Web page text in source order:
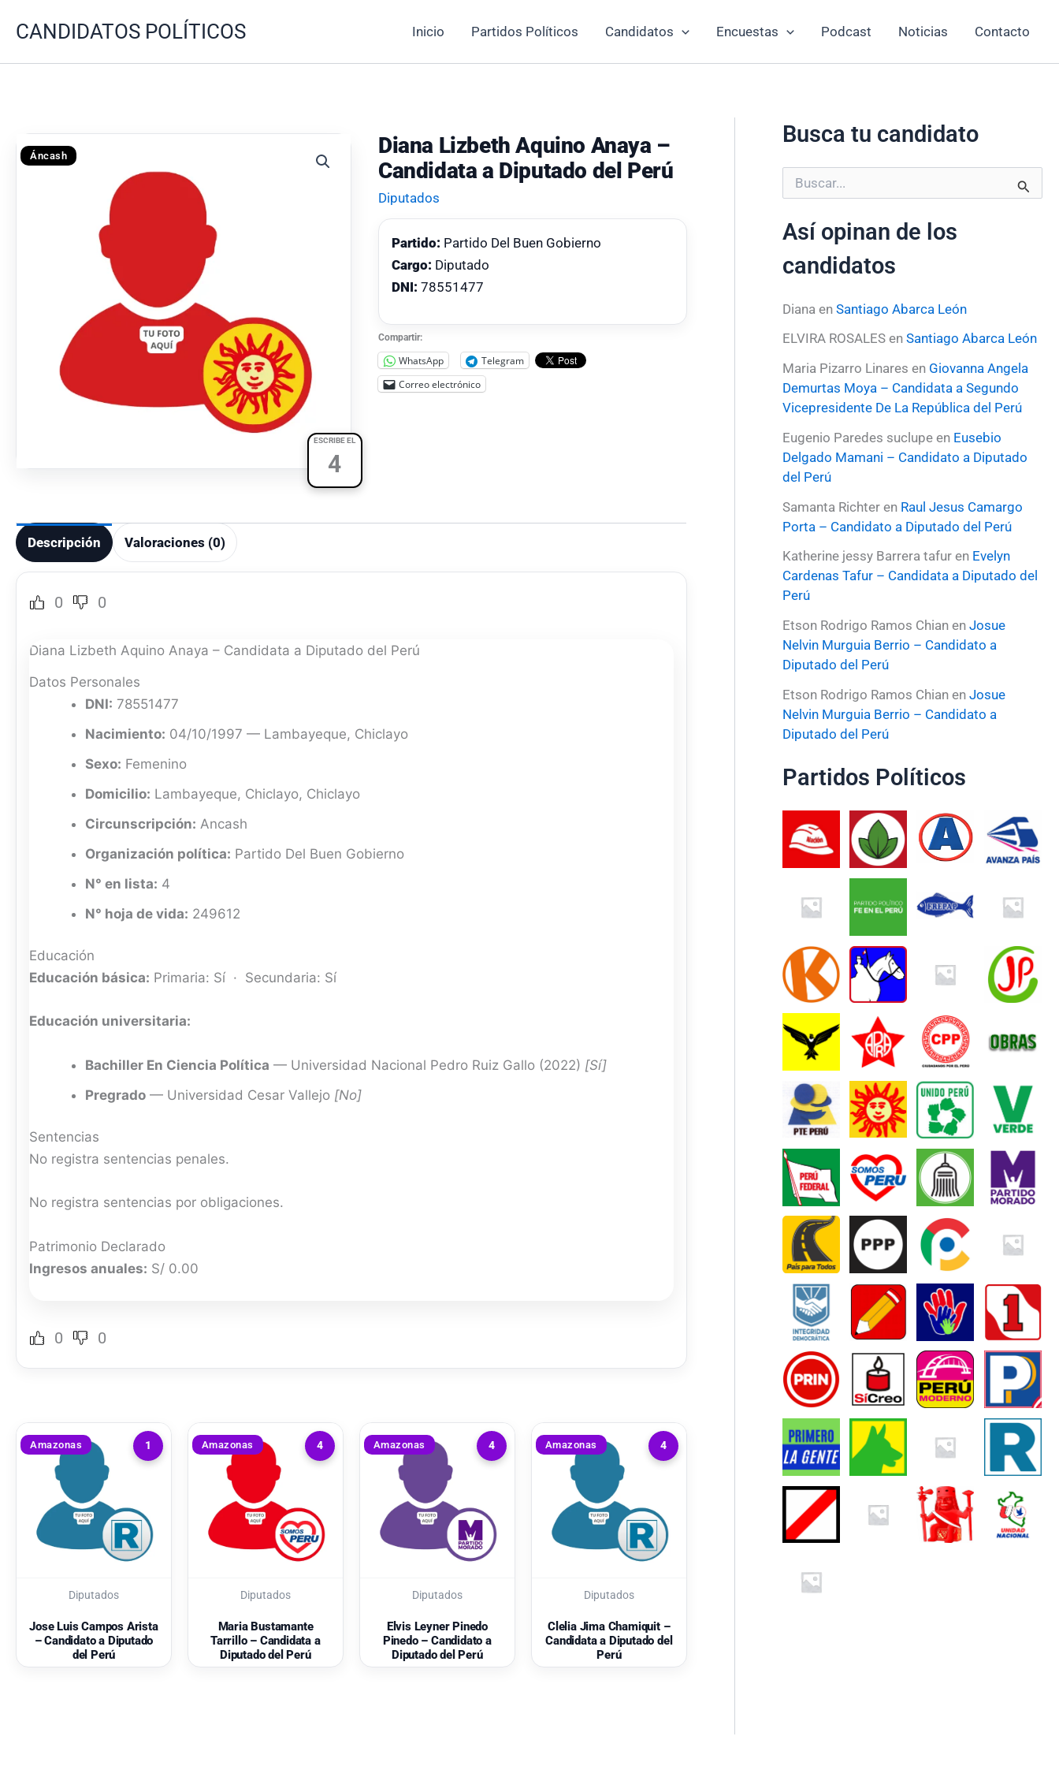
CANDIDATOS POLÍTICOS Inicio Partidos Políticos Candidatos Encuestas Podcast Noticias Contacto
ESCRIBE EL
4
Áncash
Diana Lizbeth Aquino Anaya –
Candidata a Diputado del Perú
Diputados
Partido: Partido Del Buen Gobierno
Cargo: Diputado
DNI: 78551477
Compartir:
WhatsApp
Telegram
Correo electrónico
Descripción Valoraciones (0)
0 0
Diana Lizbeth Aquino Anaya – Candidata a Diputado del Perú
Datos Personales
DNI: 78551477
Nacimiento: 04/10/1997 — Lambayeque, Chiclayo
Sexo: Femenino
Domicilio: Lambayeque, Chiclayo, Chiclayo
Circunscripción: Ancash
Organización política: Partido Del Buen Gobierno
N° en lista: 4
N° hoja de vida: 249612
Educación
Educación básica: Primaria: Sí · Secundaria: Sí
Educación universitaria:
Bachiller En Ciencia Política — Universidad Nacional Pedro Ruiz Gallo (2022) [Sí]
Pregrado — Universidad Cesar Vallejo [No]
Sentencias
No registra sentencias penales.
No registra sentencias por obligaciones.
Patrimonio Declarado
Ingresos anuales: S/ 0.00
0 0
1
Amazonas
Diputados
Jose Luis Campos Arista
– Candidato a Diputado
del Perú
4
Amazonas
Diputados
Maria Bustamante
Tarrillo – Candidata a
Diputado del Perú
4
Amazonas
Diputados
Elvis Leyner Pinedo
Pinedo – Candidato a
Diputado del Perú
4
Amazonas
Diputados
Clelia Jima Chamiquit –
Candidata a Diputado del
Perú
Busca tu candidato
u
c
r
r
Así opinan de los
candidatos
Diana en Santiago Abarca León
ELVIRA ROSALESen Santiago Abarca León
Maria Pizarro Linares en Giovanna Angela
Demurtas Moya – Candidata a Segundo
Vicepresidente De La República del Perú
Eugenio Paredes suclupeen Eusebio
Delgado Mamani – Candidato a Diputado
del Perú
Samanta Richteren Raul Jesus Camargo
Porta – Candidato a Diputado del Perú
Katherine jessy Barrera tafuren Evelyn
Cardenas Tafur – Candidata a Diputado del
Perú
Etson Rodrigo Ramos Chianen Josue
Nelvin Murguia Berrio – Candidato a
Diputado del Perú
Etson Rodrigo Ramos Chianen Josue
Nelvin Murguia Berrio – Candidato a
Diputado del Perú
Partidos Políticos